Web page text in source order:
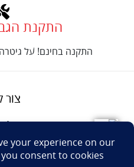
התקנת
התקנה בחינם! על
צור
על
תנאים